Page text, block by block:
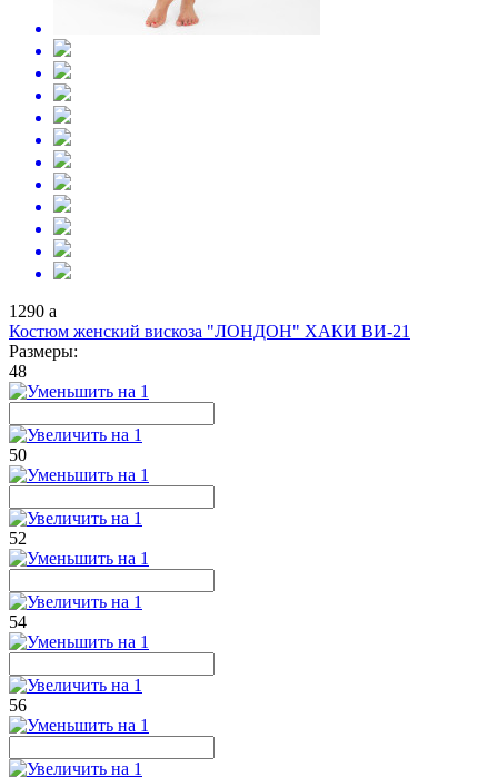
1290 a
Костюм женский вискоза "ЛОНДОН" ХАКИ ВИ-21
Размеры:
48
50
52
54
56